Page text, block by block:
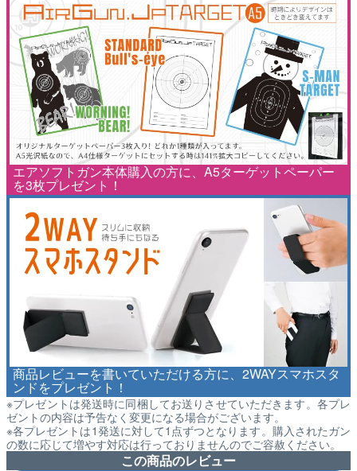
エアソフトガン本体購入の方に、A5ターゲットペーパー
を3枚プレゼント！
商品レビューを書いていただける方に、2WAYスマホスタ
ンドをプレゼント！
※プレゼントは発送時に同梱してお送りさせていただきます。各プレ
ゼントの内容は予告なく変更になる場合がございます。
※各プレゼントは1発送に対して1点ずつとなります。購入されたガン
の数に応じて増やす対応は行っておりませんのでご容赦ください。
この商品のレビュー